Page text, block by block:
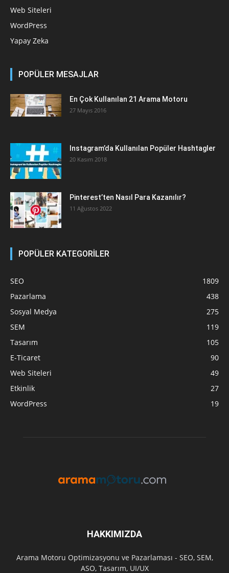
Web Siteleri
WordPress
Yapay Zeka
POPÜLER MESAJLAR
En Çok Kullanılan 21 Arama Motoru
27 Mayıs 2016
Instagram’da Kullanılan Popüler Hashtagler
20 Kasım 2018
Pinterest’ten Nasıl Para Kazanılır?
11 Ağustos 2022
POPÜLER KATEGORİLER
SEO
1809
Pazarlama
438
Sosyal Medya
275
SEM
119
Tasarım
105
E-Ticaret
90
Web Siteleri
49
Etkinlik
27
WordPress
19
HAKKIMIZDA
Arama Motoru Optimizasyonu ve Pazarlaması - SEO, SEM,
ASO, Tasarım, UI/UX